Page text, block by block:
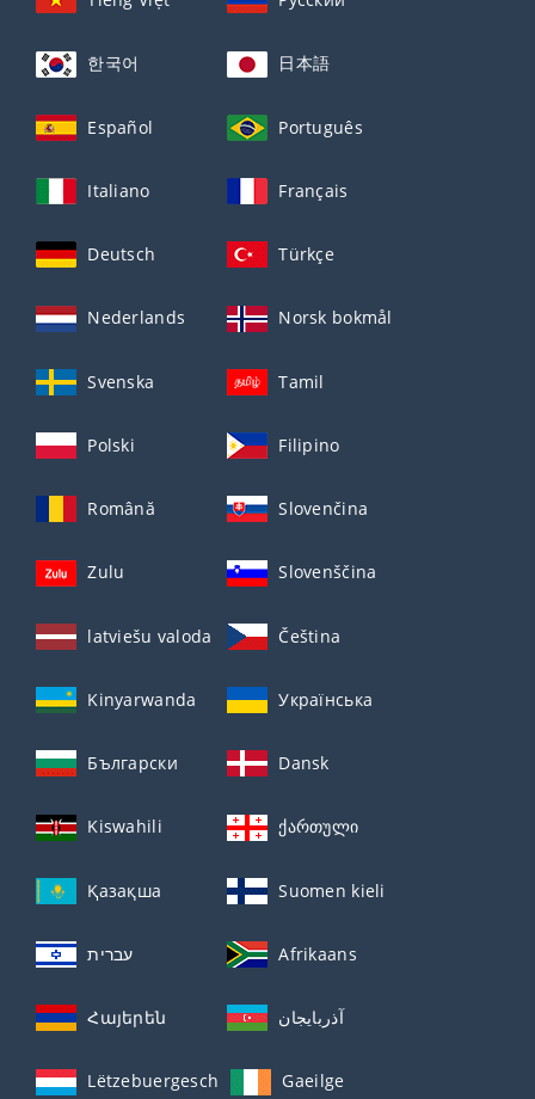
한국어 日本語
Español Português
Italiano Français
Deutsch Türkçe
Nederlands Norsk bokmål
Svenska Tamil
Polski Filipino
Română Slovenčina
Zulu Slovenščina
latviešu valoda Čeština
Kinyarwanda Українська
Български Dansk
Kiswahili ქართული
Қазақша Suomen kieli
עברית Afrikaans
Հայերեն آذربايجان
Lëtzebuergesch Gaeilge